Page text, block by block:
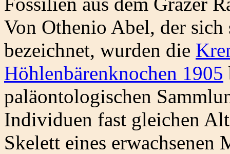
Von Othenio Abel, der
bezeichnet, wurden die
Höhlenbärenknochen 1905
paläontologischen
Individuen fast gleichen
Skelett eines erwachsenen